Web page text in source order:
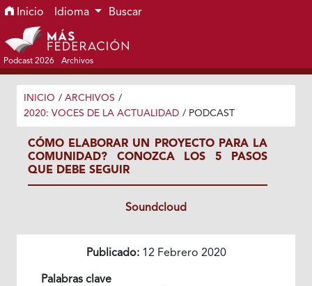
Ir al menú de navegación principal
Ir al contenido principal
Ir al pie de página del sitio
Inicio Idioma Buscar
Podcast 2026 Archivos
INICIO / ARCHIVOS /
2020: VOCES DE LA ACTUALIDAD / PODCAST
CÓMO ELABORAR UN PROYECTO PARA LA
COMUNIDAD? CONOZCA LOS 5 PASOS
QUE DEBE SEGUIR
Soundcloud
Publicado:12 Febrero 2020
Palabras clave